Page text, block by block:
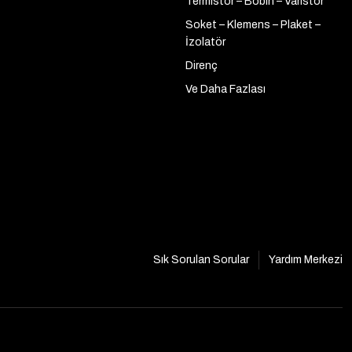
Soket – Klemens – Plaket –
İzolatör
Direnç
Ve Daha Fazlası
Sık Sorulan Sorular
Yardım Merkezi